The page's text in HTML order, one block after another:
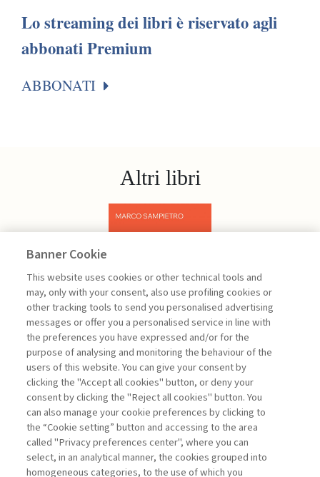
Lo streaming dei libri è riservato agli
abbonati Premium
ABBONATI
Altri libri
Previous
Sampietro Marco
Project
Management -
III edizione
Banner Cookie
This website uses cookies or other technical tools and
may, only with your consent, also use profiling cookies or
other tracking tools to send you personalised advertising
messages or offer you a personalised service in line with
the preferences you have expressed and/or for the
purpose of analysing and monitoring the behaviour of the
users of this website. You can give your consent by
clicking the "Accept all cookies" button, or deny your
consent by clicking the "Reject all cookies" button. You
can also manage your cookie preferences by clicking to
the “Cookie setting” button and accessing to the area
called "Privacy preferences center", where you can
select, in an analytical manner, the cookies grouped into
homogeneous categories, to the use of which you